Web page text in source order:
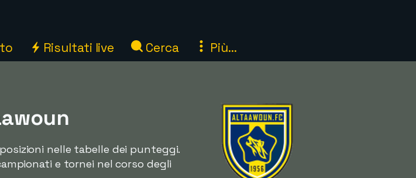
Risultati live Cerca Più...
nelle tabelle dei punteggi.
e tornei nel corso degli